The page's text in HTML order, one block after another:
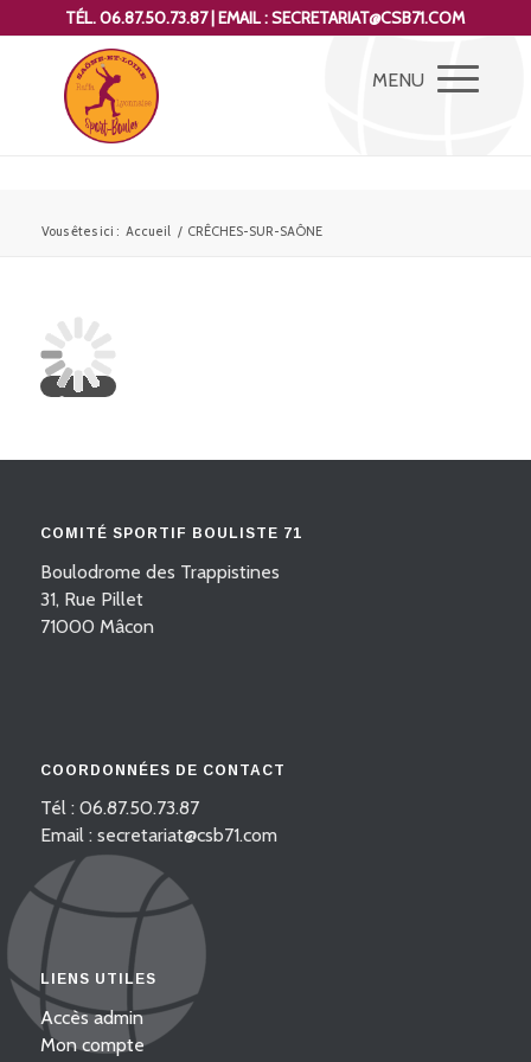
TÉL. 06.87.50.73.87 | EMAIL : SECRETARIAT@CSB71.COM
Vous êtes ici : Accueil / CRÊCHES-SUR-SAÔNE
COMITÉ SPORTIF BOULISTE 71
Boulodrome des Trappistines
31, Rue Pillet
71000 Mâcon
COORDONNÉES DE CONTACT
Tél : 06.87.50.73.87
Email : secretariat@csb71.com
LIENS UTILES
Accès admin
Mon compte